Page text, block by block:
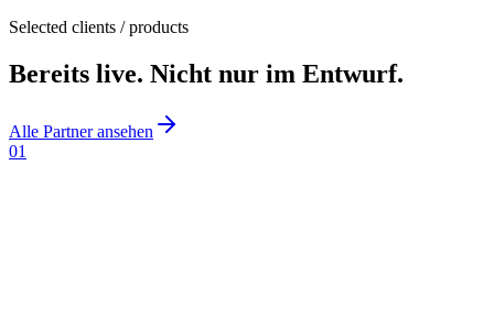
Selected clients / products
Bereits live. Nicht nur im Entwurf.
Alle Partner ansehen
01